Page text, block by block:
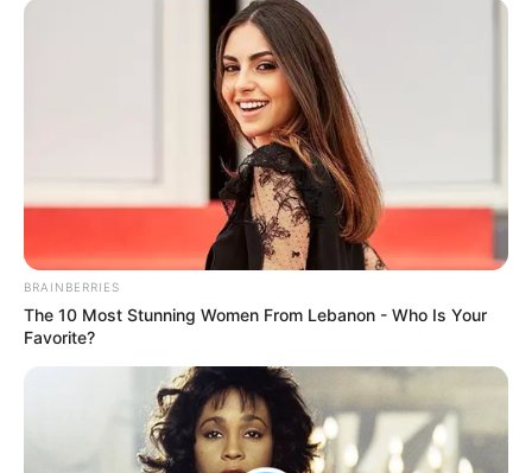
BRAINBERRIES
The 10 Most Stunning Women From Lebanon - Who Is Your
Favorite?